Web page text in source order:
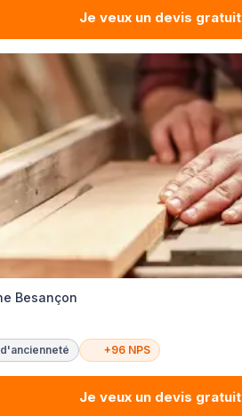
Je veux un devis gratuit
Besançon
+96 NPS
Je veux un devis gratuit